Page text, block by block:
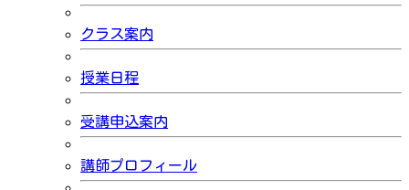
クラス案内
授業日程
受講申込案内
講師プロフィール